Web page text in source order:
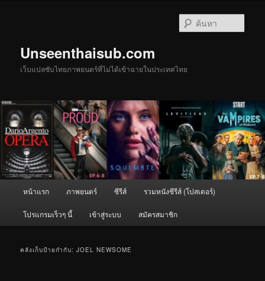
Unseenthaisub.com
เว็บแปลซับไทยภาพยนตร์ที่ไม่ได้เข้าฉายในประเทศไทย
หน้าแรก ภาพยนตร์ ซีรีส์ รวมหนังซีรีส์ (โปสเตอร์)
โปรแกรมเร็วๆ นี้ เข้าสู่ระบบ สมัครสมาชิก
คลังเก็บป้ายกำกับ:JOEL NEWSOME